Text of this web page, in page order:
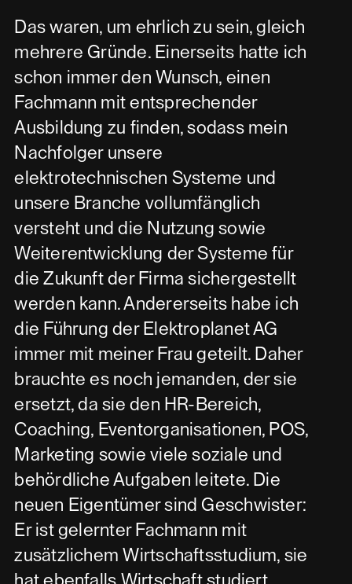
Das waren, um ehrlich zu sein, gleich
mehrere Gründe. Einerseits hatte ich
schon immer den Wunsch, einen
Fachmann mit entsprechender
Ausbildung zu finden, sodass mein
Nachfolger unsere
elektrotechnischen Systeme und
unsere Branche vollumfänglich
versteht und die Nutzung sowie
Weiterentwicklung der Systeme für
die Zukunft der Firma sichergestellt
werden kann. Andererseits habe ich
die Führung der Elektroplanet AG
immer mit meiner Frau geteilt. Daher
brauchte es noch jemanden, der sie
ersetzt, da sie den HR-Bereich,
Coaching, Eventorganisationen, POS,
Marketing sowie viele soziale und
behördliche Aufgaben leitete. Die
neuen Eigentümer sind Geschwister:
Er ist gelernter Fachmann mit
zusätzlichem Wirtschaftsstudium, sie